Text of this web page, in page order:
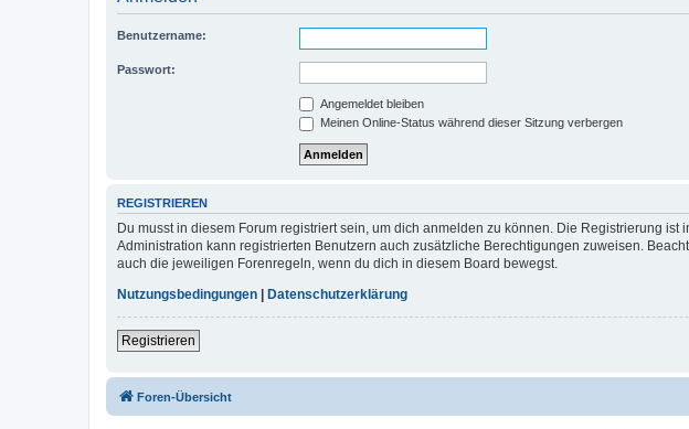
Benutzername:
Passwort:
Angemeldet bleiben
Meinen Online-Status während dieser Sitzung verbergen
REGISTRIEREN
Du musst in diesem Forum registriert sein, um dich anmelden zu können. Die Registrierung
Administration kann registrierten Benutzern auch zusätzliche Berechtigungen zuweisen.
auch die jeweiligen Forenregeln, wenn du dich in diesem Board bewegst.
Nutzungsbedingungen
Datenschutzerklärung
Registrieren
Foren-Übersicht